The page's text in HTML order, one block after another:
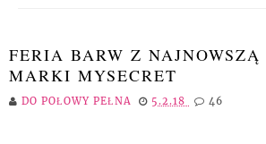
FERIA BARW Z NAJNOWSZĄ
MARKI MYSECRET
DO POŁOWY PEŁNA 5.2.18 46